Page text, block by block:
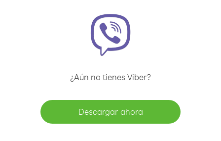
¿Aún no tienes Viber?
Descargar ahora